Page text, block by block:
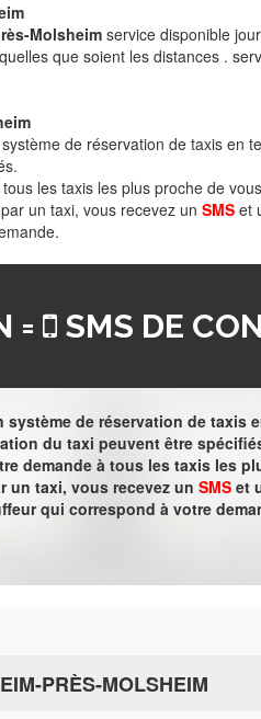
Molsheim service disponible
que soient les distances .
de réservation de taxis en
les taxis les plus proche de
un taxi, vous recevez un SMS et
= SMS DE
de réservation de taxis
du taxi peuvent être
demande à tous les taxis les
un taxi, vous recevez un SMS et
qui correspond à votre
PRÈS-MOLSHEIM